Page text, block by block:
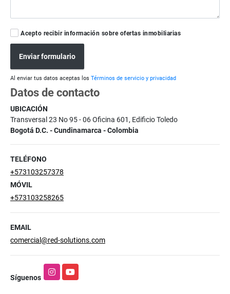
Acepto recibir información sobre ofertas inmobiliarias
Enviar formulario
Al enviar tus datos aceptas los Términos de servicio y privacidad
Datos de contacto
UBICACIÓN
Transversal 23 No 95 - 06 Oficina 601, Edificio Toledo
Bogotá D.C. - Cundinamarca - Colombia
TELÉFONO
+573103257378
MÓVIL
+573103258265
EMAIL
comercial@red-solutions.com
Síguenos
InstagramYouTube